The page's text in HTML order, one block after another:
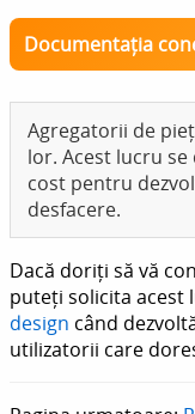
Documentația
Agregatorii de
lor. Acest lucru
cost pentru
desfacere.
Dacă doriți să vă
puteți solicita acest
design când
utilizatorii care